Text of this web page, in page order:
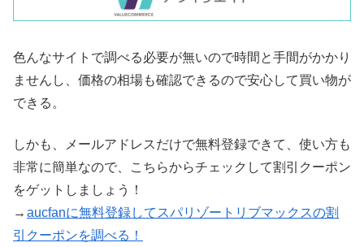
色んなサイトで調べる必要が無いので時間と手間がかかり
ませんし、価格の相場も確認できるので安心して買い物が
できる。
しかも、メールアドレスだけで無料登録できて、使い方も
非常に簡単なので、こちらからチェックして割引クーポン
をゲットしましょう！
→ aucfanに無料登録してスパリゾートリブマックスの割
引クーポンを調べる！